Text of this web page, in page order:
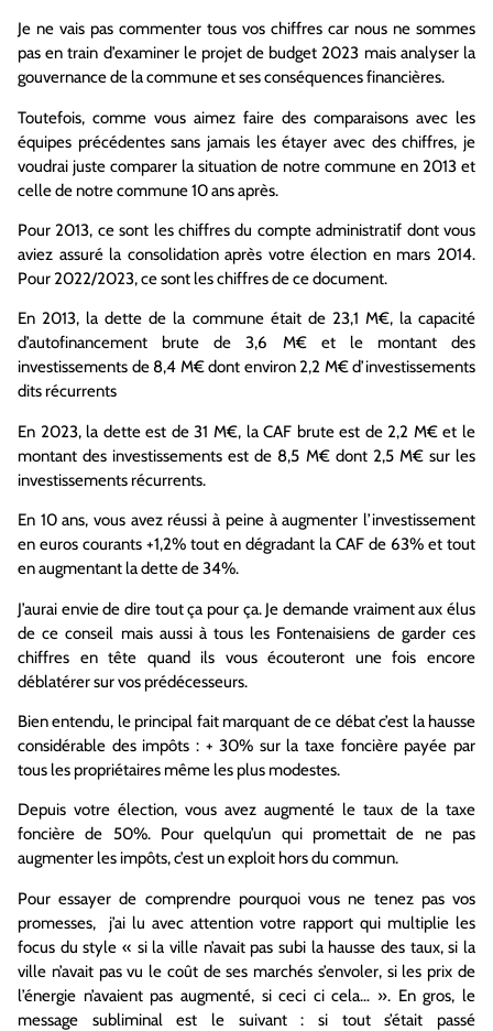
Je ne vais pas commenter tous vos chiffres car nous ne sommes
pas en train d’examiner le projet de budget 2023 mais analyser la
gouvernance de la commune et ses conséquences financières.
Toutefois, comme vous aimez faire des comparaisons avec les
équipes précédentes sans jamais les étayer avec des chiffres, je
voudrai juste comparer la situation de notre commune en 2013 et
celle de notre commune 10 ans après.
Pour 2013, ce sont les chiffres du compte administratif dont vous
aviez assuré la consolidation après votre élection en mars 2014.
Pour 2022/2023, ce sont les chiffres de ce document.
En 2013, la dette de la commune était de 23,1 M€, la capacité
d’autofinancement brute de 3,6 M€ et le montant des
investissements de 8,4 M€ dont environ 2,2 M€ d’investissements
dits récurrents
En 2023, la dette est de 31 M€, la CAF brute est de 2,2 M€ et le
montant des investissements est de 8,5 M€ dont 2,5 M€ sur les
investissements récurrents.
En 10 ans, vous avez réussi à peine à augmenter l’investissement
en euros courants +1,2% tout en dégradant la CAF de 63% et tout
en augmentant la dette de 34%.
J’aurai envie de dire tout ça pour ça. Je demande vraiment aux élus
de ce conseil mais aussi à tous les Fontenaisiens de garder ces
chiffres en tête quand ils vous écouteront une fois encore
déblatérer sur vos prédécesseurs.
Bien entendu, le principal fait marquant de ce débat c’est la hausse
considérable des impôts : + 30% sur la taxe foncière payée par
tous les propriétaires même les plus modestes.
Depuis votre élection, vous avez augmenté le taux de la taxe
foncière de 50%. Pour quelqu’un qui promettait de ne pas
augmenter les impôts, c’est un exploit hors du commun.
Pour essayer de comprendre pourquoi vous ne tenez pas vos
promesses, j’ai lu avec attention votre rapport qui multiplie les
focus du style « si la ville n’avait pas subi la hausse des taux, si la
ville n’avait pas vu le coût de ses marchés s’envoler, si les prix de
l’énergie n’avaient pas augmenté, si ceci ci cela… ». En gros, le
message subliminal est le suivant : si tout s’était passé